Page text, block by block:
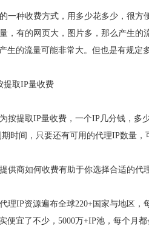
一种收费方式，用多少花多少，很
，有的网页大，图片多，那么产生
生的流量可能非常大。但也是有规定
提取IP量收费
按提取IP量收费，一个IP几分钱，多
时间，只要还有可用的代理IP数量，
供商如何收费有助于你选择合适的代
理IP资源遍布全球220+国家与地区
便宜了不少，5000万+IP池，每个月